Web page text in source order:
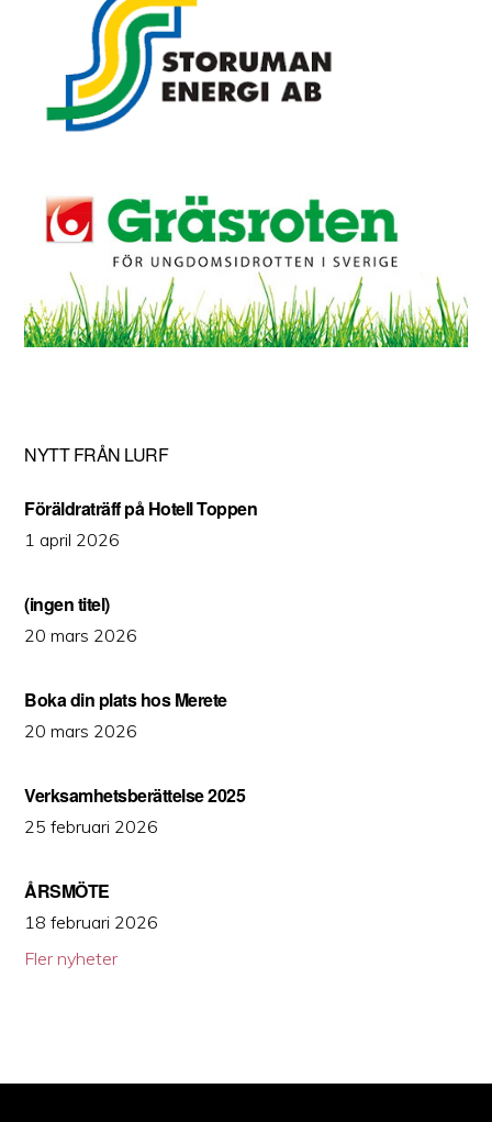
NYTT FRÅN LURF
Föräldraträff på Hotell Toppen
1 april 2026
(ingen titel)
20 mars 2026
Boka din plats hos Merete
20 mars 2026
Verksamhetsberättelse 2025
25 februari 2026
ÅRSMÖTE
18 februari 2026
Fler nyheter